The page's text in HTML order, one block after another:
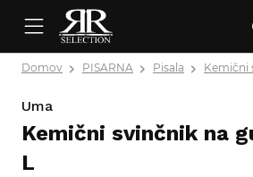
Domov PISARNA Pisala Kemični
Uma
Kemični svinčnik na
L